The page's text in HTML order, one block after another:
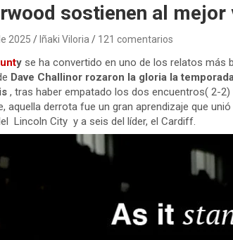
sostienen al
2025 Iñaki Viloria 121 comentarios
y se ha convertido en uno de los relatos más
Dave Challinor rozaron la gloria la
, tras haber empatado los dos encuentros( 2-2)
aquella derrota fue un gran aprendizaje que
Lincoln City y a seis del líder, el Cardiff.